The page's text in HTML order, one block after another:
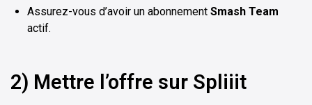
Assurez-vous d’avoir un abonnement Smash Team
actif.
2) Mettre l’offre sur Spliiit